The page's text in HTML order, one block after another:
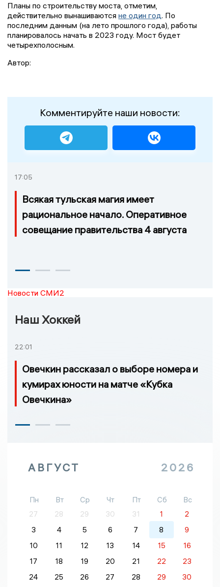
Планы по строительству моста, отметим,
действительно вынашиваются не один год. По
последним данным (на лето прошлого года), работы
планировалось начать в 2023 году. Мост будет
четырехполосным.
Автор:
Комментируйте наши новости:
17:05
Всякая тульская магия имеет
рациональное начало. Оперативное
совещание правительства 4 августа
Новости СМИ2
Наш Хоккей
22:01
Овечкин рассказал о выборе номера и
кумирах юности на матче «Кубка
Овечкина»
АВГУСТ 2026
Пн Вт Ср Чт Пт Сб
Вс
27
28 29 30 31 1
2
3
4 5 6 7 8
9
10
11 12 13 14 15
16
17
18 19 20 21 22
23
24
25 26 27 28 29
30